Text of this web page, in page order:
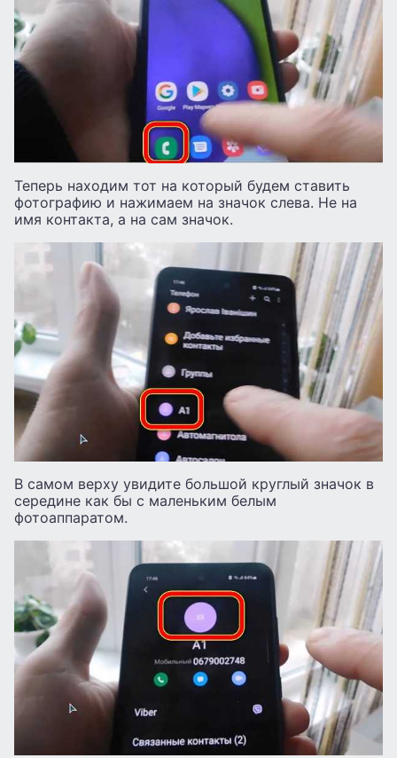
Теперь находим тот на который будем ставить
фотографию и нажимаем на значок слева. Не на
имя контакта, а на сам значок.
В самом верху увидите большой круглый значок в
середине как бы с маленьким белым
фотоаппаратом.